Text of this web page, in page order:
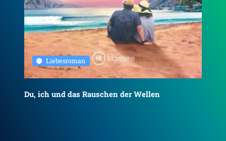
Liebesroman
Du, ich und das Rauschen der Wellen